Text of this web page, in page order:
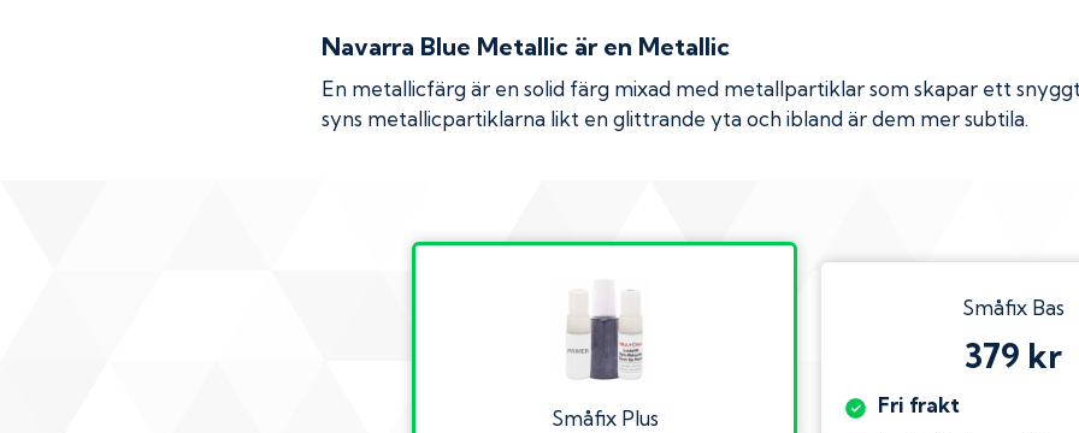
Navarra Blue Metallic är en Metallic
En metallicfärg är en solid färg mixad med metallpartiklar som skapar ett
syns metallicpartiklarna likt en glittrande yta och ibland är dem mer subtila.
Småfix Plus
Småfix Bas
379 kr
Fri frakt